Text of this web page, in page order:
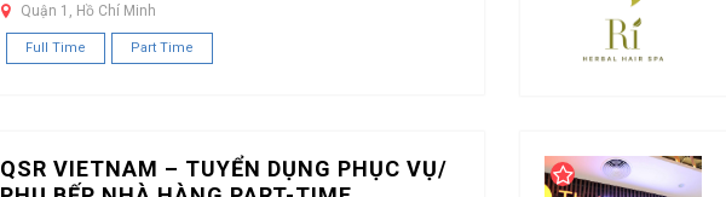
Quận 1, Hồ Chí Minh
Full Time Part Time
QSR VIETNAM – TUYỂN DỤNG PHỤC VỤ/